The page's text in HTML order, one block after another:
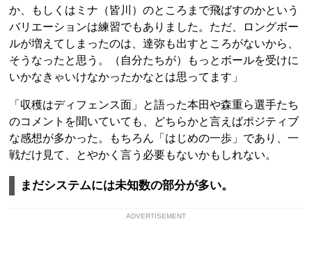
か、もしくはミナ（皆川）のところまで飛ばすのかという
バリエーションは練習でもありました。ただ、ロングボー
ルが増えてしまったのは、達弥も出すところがないから、
そうなったと思う。（自分たちが）もっとボールを受けに
いかなきゃいけなかったかなとは思ってます」
「収穫はディフェンス面」と語った本田や森重ら選手たち
のコメントを聞いていても、どちらかと言えばポジティブ
な感想が多かった。もちろん「はじめの一歩」であり、一
戦だけ見て、とやかく言う必要もないかもしれない。
まだシステムには未知数の部分が多い。
ADVERTISEMENT